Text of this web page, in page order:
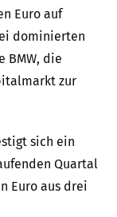
Euro auf
dominierten
BMW, die
zur
sich ein
Quartal
Euro aus drei